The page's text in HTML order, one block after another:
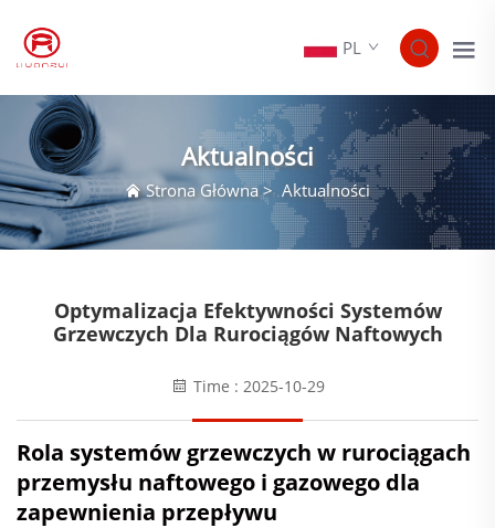
PL
Aktualności
Strona Główna> Aktualności
Optymalizacja Efektywności Systemów
Grzewczych Dla Rurociągów Naftowych
Time : 2025-10-29
Rola systemów grzewczych w rurociągach
przemysłu naftowego i gazowego dla
zapewnienia przepływu